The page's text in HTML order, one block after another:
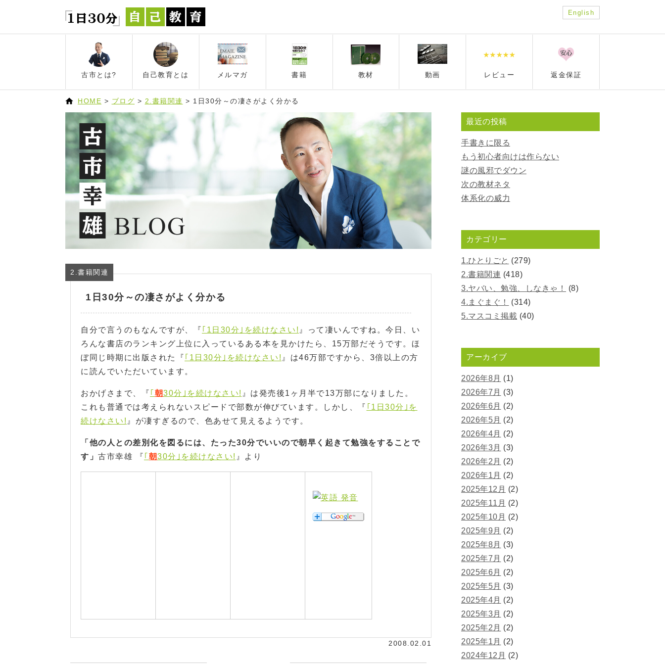
English
古市とは? 自己教育とは メルマガ 書籍 教材 動画 レビュー 返金保証
HOME > ブログ > 2.書籍関連 > 1日30分～の凄さがよく分かる
2.書籍関連
1日30分～の凄さがよく分かる
自分で言うのもなんですが、『 ｢1日30分｣を続けなさい! 』って凄いんですね。今日、い
ろんな書店のランキング上位に入っているある本を見かけたら、15万部だそうです。ほ
ぼ同じ時期に出版された『 ｢1日30分｣を続けなさい! 』は46万部ですから、3倍以上の方
に読んでいただいています。
おかげさまで、『 ｢ 朝30分｣を続けなさい! 』は発売後1ヶ月半で13万部になりました。
これも普通では考えられないスピードで部数が伸びています。しかし、『 ｢1日30分｣を
続けなさい! 』が凄すぎるので、色あせて見えるようです。
「他の人との差別化を図るには、たった30分でいいので朝早く起きて勉強をすることで
す」 古市幸雄 『 ｢ 朝30分｣を続けなさい! 』より
2008.02.01
最近の投稿
手書きに限る
もう初心者向けは作らない
謎の風邪でダウン
次の教材ネタ
体系化の威力
カテゴリー
1.ひとりごと (279)
2.書籍関連 (418)
3.ヤバい、勉強、しなきゃ！
(8)
4.まぐまぐ！
(314)
5.マスコミ掲載 (40)
アーカイブ
2026年8月 (1)
2026年7月 (3)
2026年6月 (2)
2026年5月 (2)
2026年4月 (2)
2026年3月 (3)
2026年2月 (2)
2026年1月 (2)
2025年12月 (2)
2025年11月 (2)
2025年10月 (2)
2025年9月 (2)
2025年8月 (3)
2025年7月 (2)
2025年6月 (2)
2025年5月 (3)
2025年4月 (2)
2025年3月 (2)
2025年2月 (2)
2025年1月 (2)
2024年12月 (2)